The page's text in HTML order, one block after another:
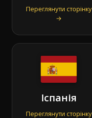
Переглянути сторінку
→
Іспанія
Переглянути сторінку